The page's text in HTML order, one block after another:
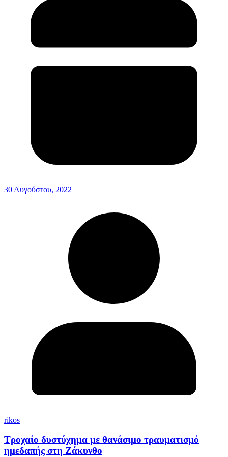
30 Αυγούστου, 2022
rikos
Τροχαίο δυστύχημα με θανάσιμο τραυματισμό
ημεδαπής στη Ζάκυνθο